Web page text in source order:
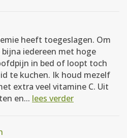
heeft toegeslagen. Om
iedereen met hoge
in bed of loopt toch
te kuchen. Ik houd mezelf
extra veel vitamine C. Uit
en... lees verder